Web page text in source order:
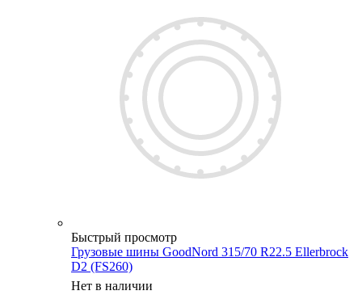
Быстрый просмотр
Грузовые шины GoodNord 315/70 R22.5 Ellerbrock
D2 (FS260)
Нет в наличии